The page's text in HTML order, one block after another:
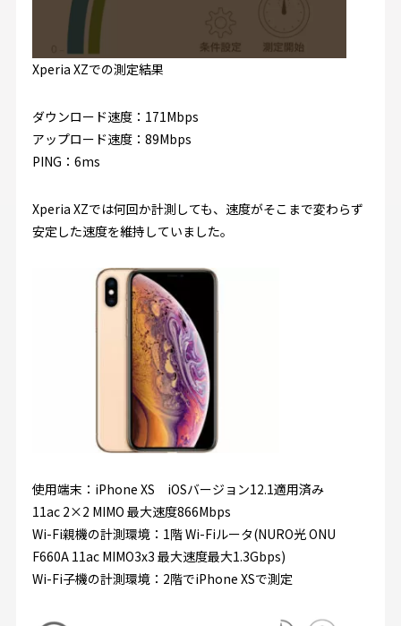
Xperia XZでの測定結果
ダウンロード速度：171Mbps
アップロード速度：89Mbps
PING：6ms
Xperia XZでは何回か計測しても、速度がそこまで変わらず
安定した速度を維持していました。
使用端末：iPhone XS iOSバージョン12.1適用済み
11ac 2×2 MIMO 最大速度866Mbps
Wi-Fi親機の計測環境：1階 Wi-Fiルータ(NURO光 ONU
F660A 11ac MIMO3x3 最大速度最大1.3Gbps)
Wi-Fi子機の計測環境：2階でiPhone XSで測定